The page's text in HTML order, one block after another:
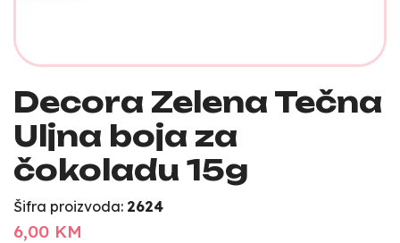
Decora Zelena Tečna
Uljna boja za
čokoladu 15g
Šifra proizvoda: 2624
6,00 KM